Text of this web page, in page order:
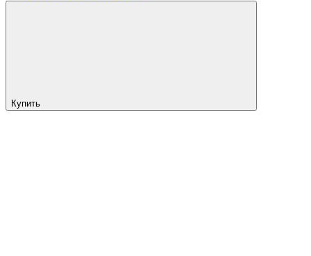
Купить